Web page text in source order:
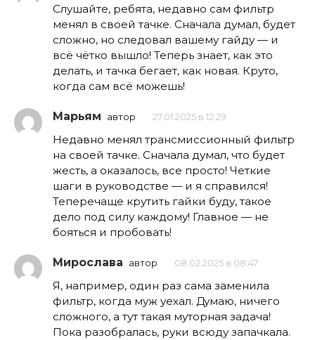
Слушайте, ребята, недавно сам фильтр
менял в своей тачке. Сначала думал, будет
сложно, но следовал вашему гайду — и
всё чётко вышло! Теперь знает, как это
делать, и тачка бегает, как новая. Круто,
когда сам всё можешь!
Марьям автор 27.01.2025 в 12:29
Недавно менял трансмиссионный фильтр
на своей тачке. Сначала думал, что будет
жесть, а оказалось, все просто! Четкие
шаги в руководстве — и я справился!
Теперечаще крутить гайки буду, такое
дело под силу каждому! Главное — не
бояться и пробовать!
Мирослава автор 08.02.2025 в 08:47
Я, например, один раз сама заменила
фильтр, когда муж уехал. Думаю, ничего
сложного, а тут такая муторная задача!
Пока разобралась, руки всюду запачкала.